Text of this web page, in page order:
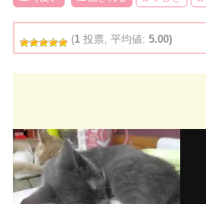
(1 投票, 平均値:5.00)